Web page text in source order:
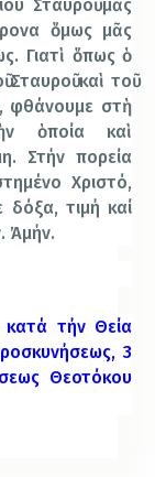
Σταυροῦ μᾶς
ὅμως μᾶς
Γιατὶ ὅπως ὁ
καὶ τοῦ
φθάνουμε στὴ
ὁποία καὶ
Στήν πορεία
Χριστό,
τιμή καί
Ἀμήν.
κατά τήν Θεία
3
Θεοτόκου